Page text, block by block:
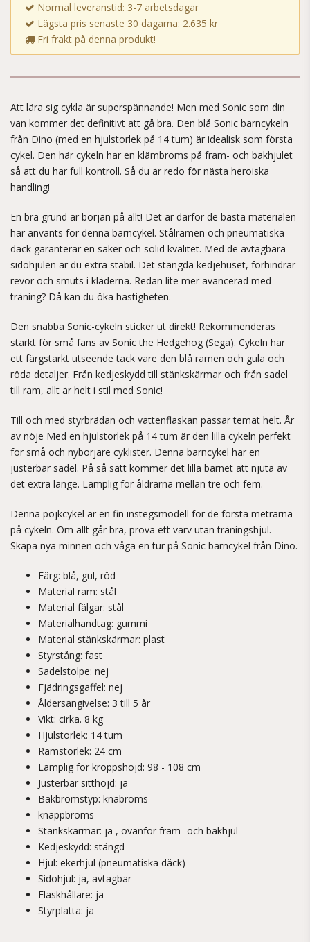
Normal leveranstid: 3-7 arbetsdagar
Lägsta pris senaste 30 dagarna: 2.635 kr
Fri frakt på denna produkt!
Att lära sig cykla är superspännande! Men med Sonic som din
vän kommer det definitivt att gå bra. Den blå Sonic barncykeln
från Dino (med en hjulstorlek på 14 tum) är idealisk som första
cykel. Den här cykeln har en klämbroms på fram- och bakhjulet
så att du har full kontroll. Så du är redo för nästa heroiska
handling!
En bra grund är början på allt! Det är därför de bästa materialen
har använts för denna barncykel. Stålramen och pneumatiska
däck garanterar en säker och solid kvalitet. Med de avtagbara
sidohjulen är du extra stabil. Det stängda kedjehuset, förhindrar
revor och smuts i kläderna. Redan lite mer avancerad med
träning? Då kan du öka hastigheten.
Den snabba Sonic-cykeln sticker ut direkt! Rekommenderas
starkt för små fans av Sonic the Hedgehog (Sega). Cykeln har
ett färgstarkt utseende tack vare den blå ramen och gula och
röda detaljer. Från kedjeskydd till stänkskärmar och från sadel
till ram, allt är helt i stil med Sonic!
Till och med styrbrädan och vattenflaskan passar temat helt. År
av nöje Med en hjulstorlek på 14 tum är den lilla cykeln perfekt
för små och nybörjare cyklister. Denna barncykel har en
justerbar sadel. På så sätt kommer det lilla barnet att njuta av
det extra länge. Lämplig för åldrarna mellan tre och fem.
Denna pojkcykel är en fin instegsmodell för de första metrarna
på cykeln. Om allt går bra, prova ett varv utan träningshjul.
Skapa nya minnen och våga en tur på Sonic barncykel från Dino.
Färg: blå, gul, röd
Material ram: stål
Material fälgar: stål
Materialhandtag: gummi
Material stänkskärmar: plast
Styrstång: fast
Sadelstolpe: nej
Fjädringsgaffel: nej
Åldersangivelse: 3 till 5 år
Vikt: cirka. 8 kg
Hjulstorlek: 14 tum
Ramstorlek: 24 cm
Lämplig för kroppshöjd: 98 - 108 cm
Justerbar sitthöjd: ja
Bakbromstyp: knäbroms
knappbroms
Stänkskärmar: ja , ovanför fram- och bakhjul
Kedjeskydd: stängd
Hjul: ekerhjul (pneumatiska däck)
Sidohjul: ja, avtagbar
Flaskhållare: ja
Styrplatta: ja